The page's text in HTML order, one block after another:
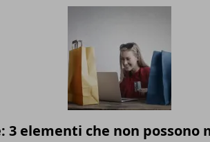
3 elementi che non possono